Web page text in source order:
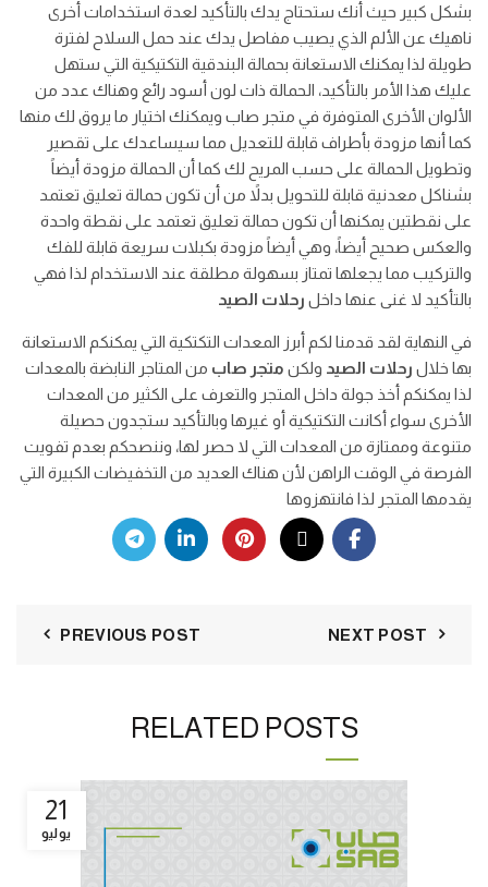
بشكل كبير حيث أنك ستحتاج يدك بالتأكيد لعدة استخدامات أخرى
ناهيك عن الألم الذي يصيب مفاصل يدك عند حمل السلاح لفترة
طويلة لذا يمكنك الاستعانة بحمالة البندقية التكتيكية التي ستهل
عليك هذا الأمر بالتأكيد، الحمالة ذات لون أسود رائع وهناك عدد من
الألوان الأخرى المتوفرة في متجر صاب ويمكنك اختيار ما يروق لك منها
كما أنها مزودة بأطراف قابلة للتعديل مما سيساعدك على تقصير
وتطويل الحمالة على حسب المريح لك كما أن الحمالة مزودة أيضاً
بشناكل معدنية قابلة للتحويل بدلاً من أن تكون حمالة تعليق تعتمد
على نقطتين يمكنها أن تكون حمالة تعليق تعتمد على نقطة واحدة
والعكس صحيح أيضاً، وهي أيضاً مزودة بكبلات سريعة قابلة للفك
والتركيب مما يجعلها تمتاز بسهولة مطلقة عند الاستخدام لذا فهي
بالتأكيد لا غنى عنها داخل رحلات الصيد
في النهاية لقد قدمنا لكم أبرز المعدات التكتكية التي يمكنكم الاستعانة
بها خلال رحلات الصيد ولكن متجر صاب من المتاجر النابضة بالمعدات
لذا يمكنكم أخذ جولة داخل المتجر والتعرف على الكثير من المعدات
الأخرى سواء أكانت التكتيكية أو غيرها وبالتأكيد ستجدون حصيلة
متنوعة وممتازة من المعدات التي لا حصر لها، وننصحكم بعدم تفويت
الفرصة في الوقت الراهن لأن هناك العديد من التخفيضات الكبيرة التي
يقدمها المتجر لذا فانتهزوها
PREVIOUS POST NEXT POST
RELATED POSTS
21
يوليو